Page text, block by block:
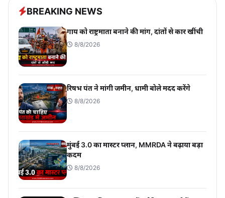
BREAKING NEWS
गाय को राष्ट्रमाता बनाने की मांग, दांतों से कार खींची
8/8/2026
रिषभ पंत ने मांगी जमीन, धामी बोले मदद करेंगे
8/8/2026
मुंबई 3.0 का मास्टर प्लान, MMRDA ने बढ़ाया बड़ा
कदम
8/8/2026